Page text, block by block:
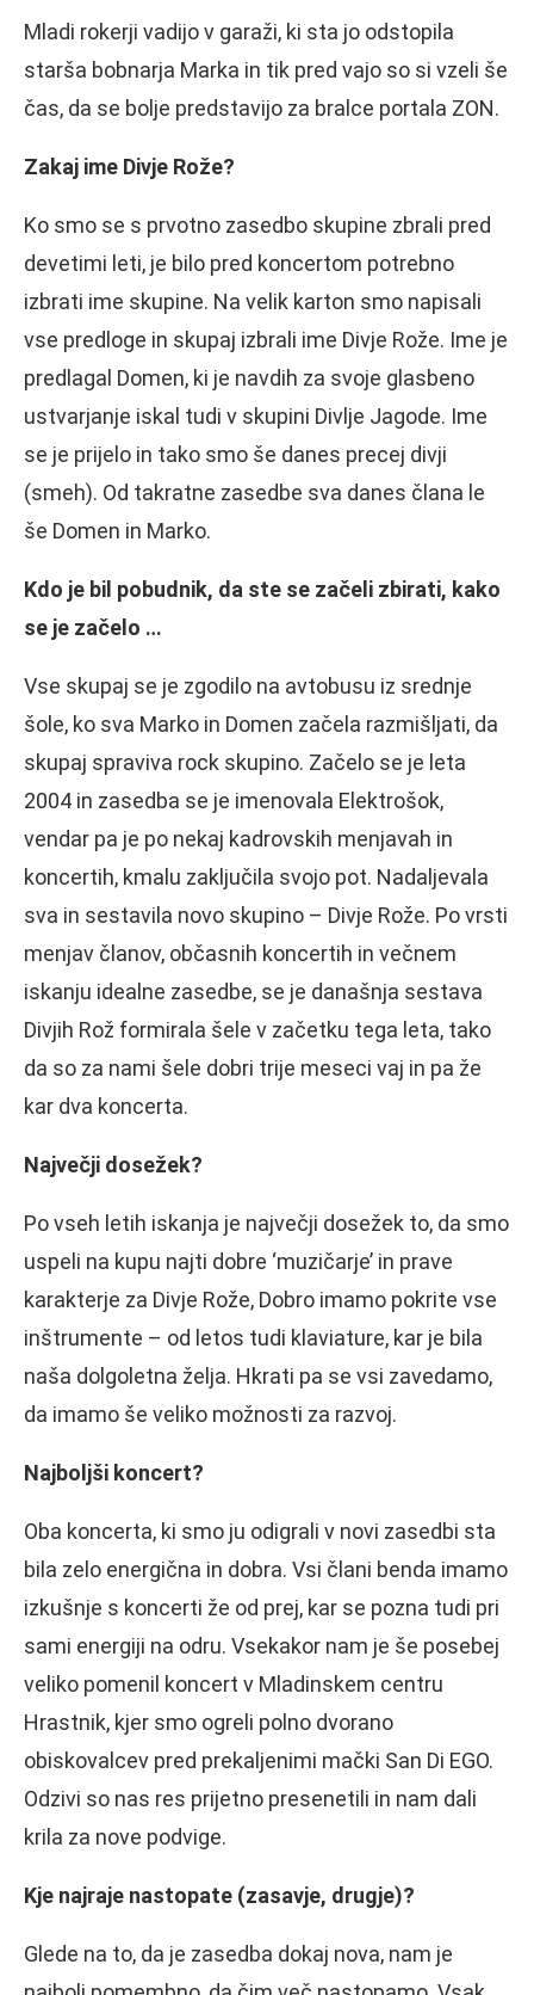
Mladi rokerji vadijo v garaži, ki sta jo odstopila
starša bobnarja Marka in tik pred vajo so si vzeli še
čas, da se bolje predstavijo za bralce portala ZON.
Zakaj ime Divje Rože?
Ko smo se s prvotno zasedbo skupine zbrali pred
devetimi leti, je bilo pred koncertom potrebno
izbrati ime skupine. Na velik karton smo napisali
vse predloge in skupaj izbrali ime Divje Rože. Ime je
predlagal Domen, ki je navdih za svoje glasbeno
ustvarjanje iskal tudi v skupini Divlje Jagode. Ime
se je prijelo in tako smo še danes precej divji
(smeh). Od takratne zasedbe sva danes člana le
še Domen in Marko.
Kdo je bil pobudnik, da ste se začeli zbirati, kako
se je začelo …
Vse skupaj se je zgodilo na avtobusu iz srednje
šole, ko sva Marko in Domen začela razmišljati, da
skupaj spraviva rock skupino. Začelo se je leta
2004 in zasedba se je imenovala Elektrošok,
vendar pa je po nekaj kadrovskih menjavah in
koncertih, kmalu zaključila svojo pot. Nadaljevala
sva in sestavila novo skupino – Divje Rože. Po vrsti
menjav članov, občasnih koncertih in večnem
iskanju idealne zasedbe, se je današnja sestava
Divjih Rož formirala šele v začetku tega leta, tako
da so za nami šele dobri trije meseci vaj in pa že
kar dva koncerta.
Največji dosežek?
Po vseh letih iskanja je največji dosežek to, da smo
uspeli na kupu najti dobre ‘muzičarje’ in prave
karakterje za Divje Rože, Dobro imamo pokrite vse
inštrumente – od letos tudi klaviature, kar je bila
naša dolgoletna želja. Hkrati pa se vsi zavedamo,
da imamo še veliko možnosti za razvoj.
Najboljši koncert?
Oba koncerta, ki smo ju odigrali v novi zasedbi sta
bila zelo energična in dobra. Vsi člani benda imamo
izkušnje s koncerti že od prej, kar se pozna tudi pri
sami energiji na odru. Vsekakor nam je še posebej
veliko pomenil koncert v Mladinskem centru
Hrastnik, kjer smo ogreli polno dvorano
obiskovalcev pred prekaljenimi mački San Di EGO.
Odzivi so nas res prijetno presenetili in nam dali
krila za nove podvige.
Kje najraje nastopate (zasavje, drugje)?
Glede na to, da je zasedba dokaj nova, nam je